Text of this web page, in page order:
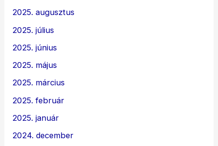
2025. augusztus
2025. július
2025. június
2025. május
2025. március
2025. február
2025. január
2024. december